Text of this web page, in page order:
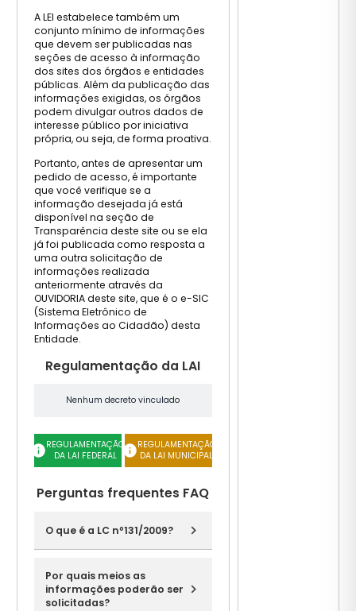
A LEI estabelece também um
conjunto mínimo de informações
que devem ser publicadas nas
seções de acesso à informação
dos sites dos órgãos e entidades
públicas. Além da publicação das
informações exigidas, os órgãos
podem divulgar outros dados de
interesse público por iniciativa
própria, ou seja, de forma proativa.
Portanto, antes de apresentar um
pedido de acesso, é importante
que você verifique se a
informação desejada já está
disponível na seção de
Transparência deste site ou se ela
já foi publicada como resposta a
uma outra solicitação de
informações realizada
anteriormente através da
OUVIDORIA deste site, que é o e-SIC
(Sistema Eletrônico de
Informações ao Cidadão) desta
Entidade.
Regulamentação da LAI
Nenhum decreto vinculado
REGULAMENTAÇÃO
DA LAI FEDERAL
REGULAMENTAÇÃO
DA LAI MUNICIPAL
Perguntas frequentes FAQ
O que é a LC nº131/2009?
Por quais meios as
informações poderão ser
solicitadas?